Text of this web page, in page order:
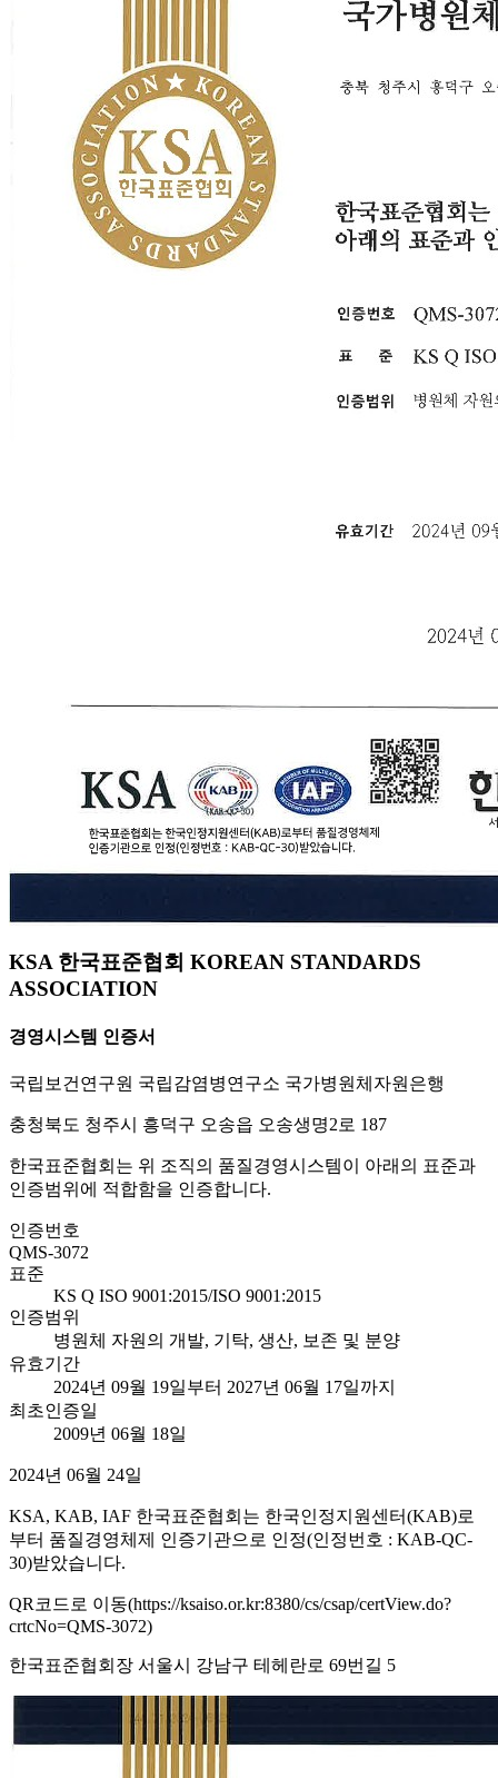
KSA 한국표준협회 KOREAN STANDARDS
ASSOCIATION
경영시스템 인증서
국립보건연구원 국립감염병연구소 국가병원체자원은행
충청북도 청주시 흥덕구 오송읍 오송생명2로 187
한국표준협회는 위 조직의 품질경영시스템이 아래의 표준과
인증범위에 적합함을 인증합니다.
인증번호
QMS-3072
표준
KS Q ISO 9001:2015/ISO 9001:2015
인증범위
병원체 자원의 개발, 기탁, 생산, 보존 및 분양
유효기간
2024년 09월 19일부터 2027년 06월 17일까지
최초인증일
2009년 06월 18일
2024년 06월 24일
KSA, KAB, IAF 한국표준협회는 한국인정지원센터(KAB)로
부터 품질경영체제 인증기관으로 인정(인정번호 : KAB-QC-
30)받았습니다.
QR코드로 이동(https://ksaiso.or.kr:8380/cs/csap/certView.do?
crtcNo=QMS-3072)
한국표준협회장 서울시 강남구 테헤란로 69번길 5